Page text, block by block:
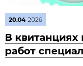
20.04 2026
В квитанциях
работ